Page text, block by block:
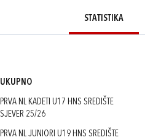
STATISTIKA
UKUPNO
PRVA NL KADETI U17 HNS SREDIŠTE
SJEVER 25/26
PRVA NL JUNIORI U19 HNS SREDIŠTE